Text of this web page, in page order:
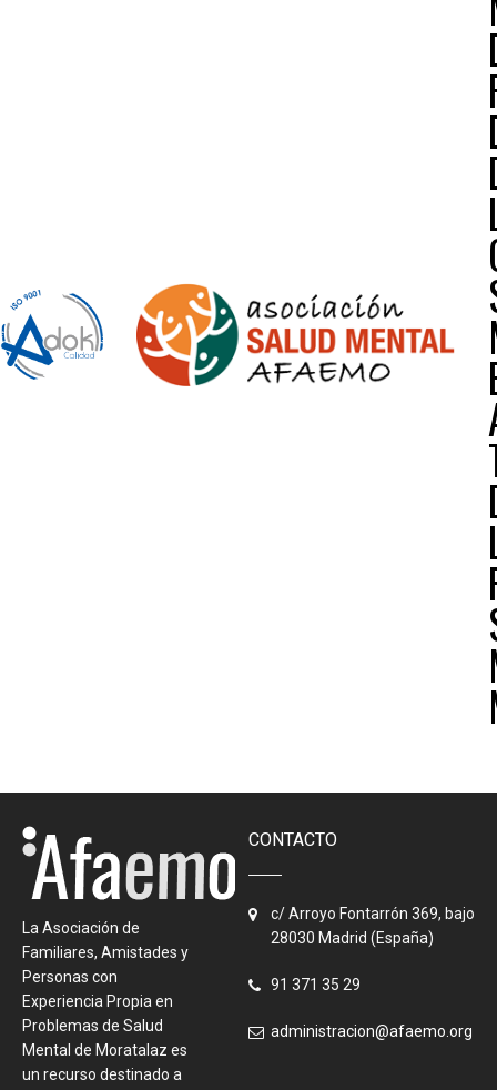
La Asociación de
Familiares, Amistades y
Personas con
Experiencia Propia en
Problemas de Salud
Mental de Moratalaz es
un recurso destinado a
CONTACTO
c/ Arroyo Fontarrón 369, bajo
28030 Madrid (España)
91 371 35 29
administracion@afaemo.org